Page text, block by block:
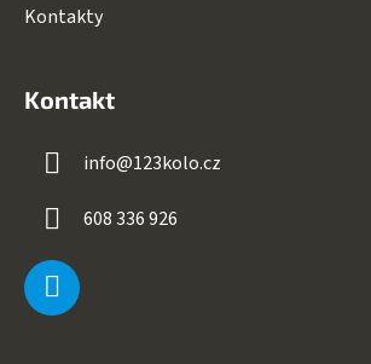
Kontakty
Kontakt
info@123kolo.cz
608 336 926